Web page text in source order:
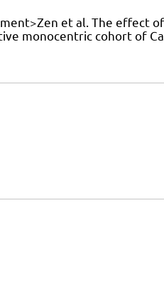
et al. The effect
monocentric cohort of